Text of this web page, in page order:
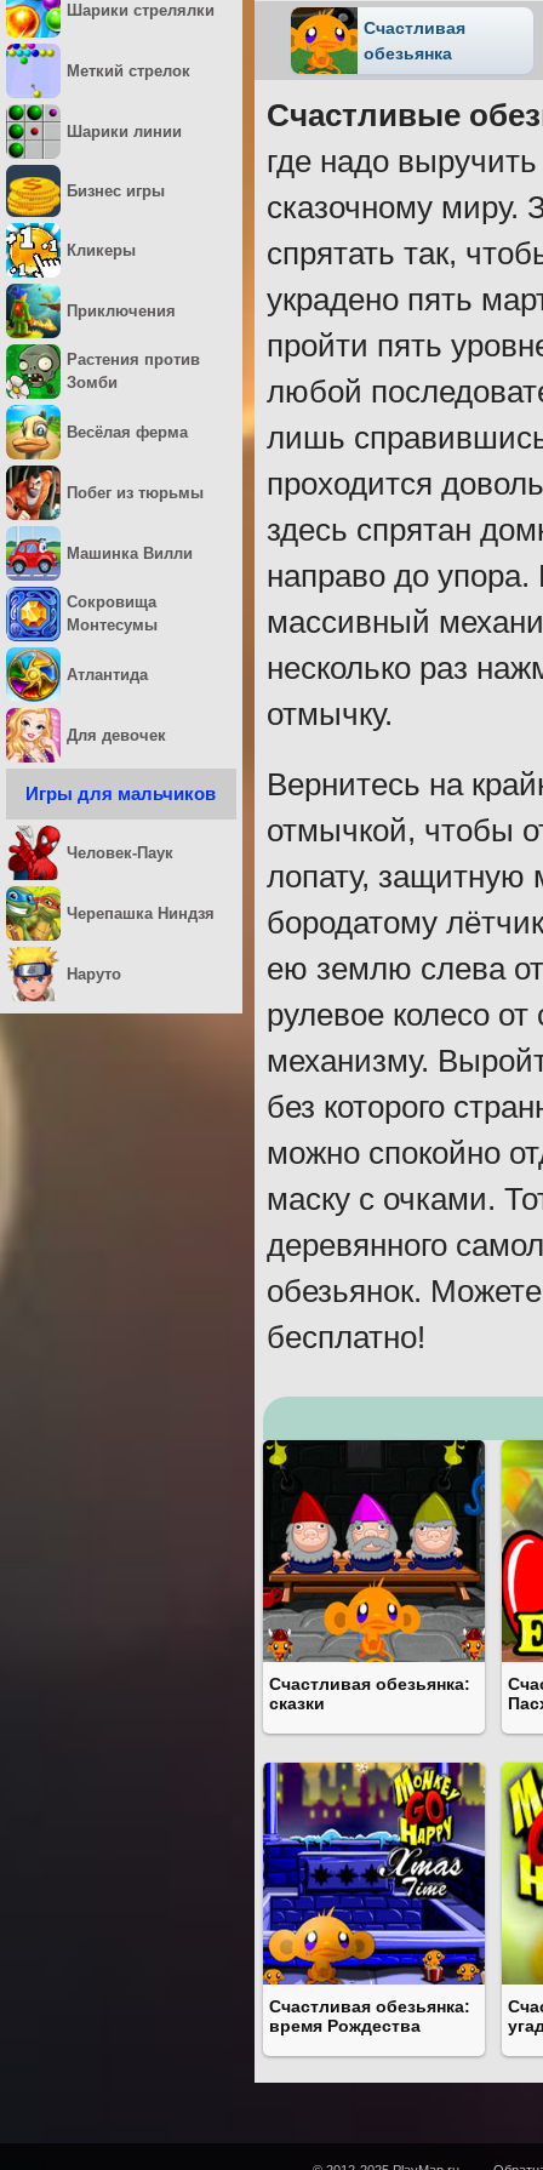
Счастливая
обезьянка
Счастливые
где надо
сказочному миру.
спрятать так,
украдено пять
пройти пять
любой
лишь
проходится
здесь спрятан
направо до
массивный
несколько раз
отмычку.
Вернитесь на
отмычкой, чтобы
лопату, защитную
бородатому
ею землю слева
рулевое колесо
механизму.
без которого
можно спокойно
маску с очками.
деревянного
обезьянок.
бесплатно!
Счастливая обезьянка:
сказки
Счастливая обезьянка:
время Рождества
Шарики стрелялки
Меткий стрелок
Шарики линии
Бизнес игры
Кликеры
Приключения
Растения против
Зомби
Весёлая ферма
Побег из тюрьмы
Машинка Вилли
Сокровища
Монтесумы
Атлантида
Для девочек
Игры для мальчиков
Человек-Паук
Черепашка Ниндзя
Наруто